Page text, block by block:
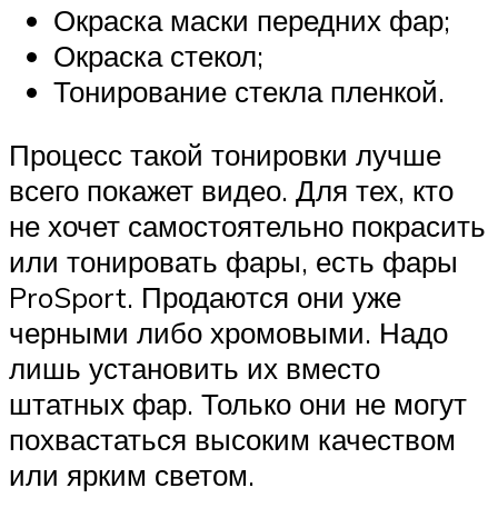
Окраска маски передних фар;
Окраска стекол;
Тонирование стекла пленкой.
Процесс такой тонировки лучше
всего покажет видео. Для тех, кто
не хочет самостоятельно покрасить
или тонировать фары, есть фары
ProSport. Продаются они уже
черными либо хромовыми. Надо
лишь установить их вместо
штатных фар. Только они не могут
похвастаться высоким качеством
или ярким светом.